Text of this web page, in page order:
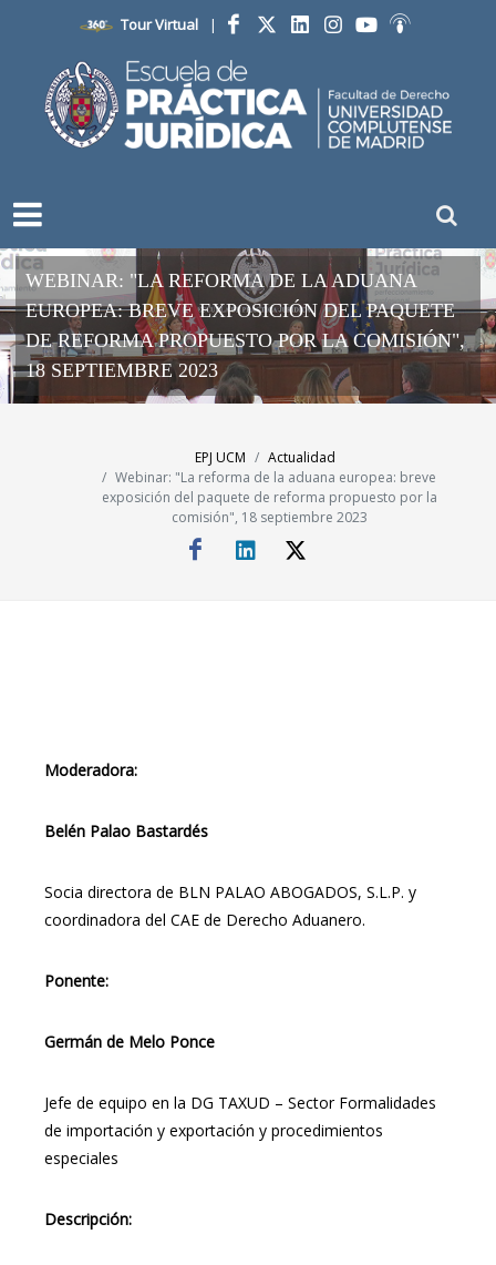
Tour Virtual |
Facebook
WEBINAR: "LA REFORMA DE LA ADUANA
EUROPEA: BREVE EXPOSICIÓN DEL PAQUETE
DE REFORMA PROPUESTO POR LA COMISIÓN",
18 SEPTIEMBRE 2023
EPJ UCM
Actualidad
Webinar: "La reforma de la aduana europea: breve
exposición del paquete de reforma propuesto por la
comisión", 18 septiembre 2023
Moderadora:
Belén Palao Bastardés
Socia directora de BLN PALAO ABOGADOS, S.L.P. y
coordinadora del CAE de Derecho Aduanero.
Ponente:
Germán de Melo Ponce
Jefe de equipo en la DG TAXUD – Sector Formalidades
de importación y exportación y procedimientos
especiales
Descripción: